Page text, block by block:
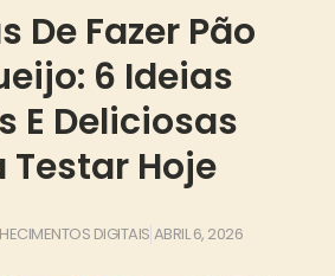
De Fazer Pão
6 Ideias
E Deliciosas
Testar Hoje
DIGITAIS ABRIL 6, 2026